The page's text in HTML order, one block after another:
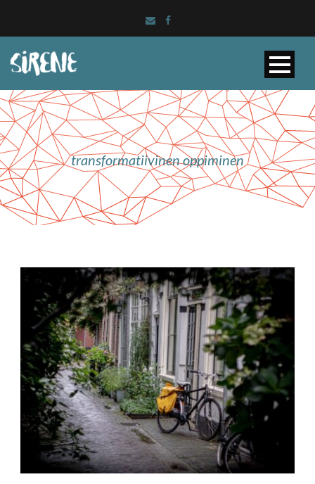
transformatiivinen oppiminen